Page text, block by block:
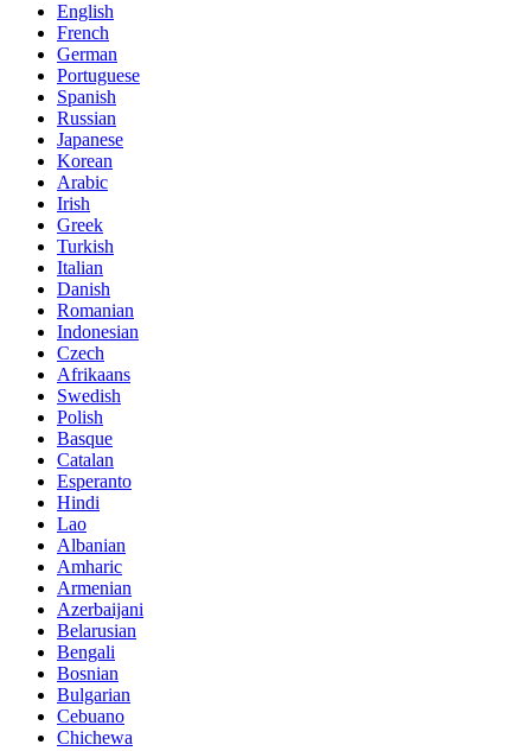
English
French
German
Portuguese
Spanish
Russian
Japanese
Korean
Arabic
Irish
Greek
Turkish
Italian
Danish
Romanian
Indonesian
Czech
Afrikaans
Swedish
Polish
Basque
Catalan
Esperanto
Hindi
Lao
Albanian
Amharic
Armenian
Azerbaijani
Belarusian
Bengali
Bosnian
Bulgarian
Cebuano
Chichewa